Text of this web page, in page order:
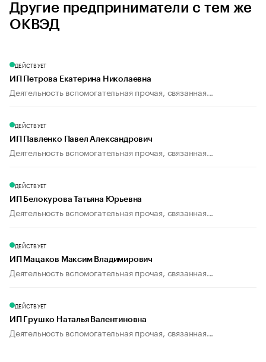
Другие предприниматели с тем же
ОКВЭД
ДЕЙСТВУЕТ
ИП Петрова Екатерина Николаевна
Деятельность вспомогательная прочая, связанная...
ДЕЙСТВУЕТ
ИП Павленко Павел Александрович
Деятельность вспомогательная прочая, связанная...
ДЕЙСТВУЕТ
ИП Белокурова Татьяна Юрьевна
Деятельность вспомогательная прочая, связанная...
ДЕЙСТВУЕТ
ИП Мацаков Максим Владимирович
Деятельность вспомогательная прочая, связанная...
ДЕЙСТВУЕТ
ИП Грушко Наталья Валентиновна
Деятельность вспомогательная прочая, связанная...